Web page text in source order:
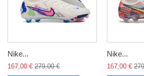
Nike...
167,00 € 279,00 €
Nike...
167,00 €